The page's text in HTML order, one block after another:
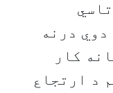
درنه
کار
د ارتجاع